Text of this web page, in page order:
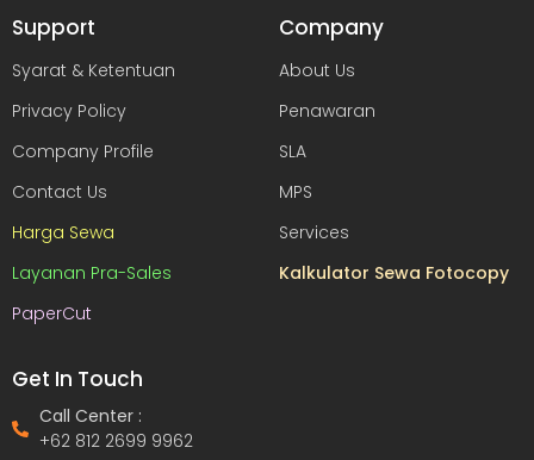
Support
Syarat & Ketentuan
Privacy Policy
Company Profile
Contact Us
Harga Sewa
Layanan Pra-Sales
PaperCut
Company
About Us
Penawaran
SLA
MPS
Services
Kalkulator Sewa Fotocopy
Get In Touch
Call Center :
+62 812 2699 9962